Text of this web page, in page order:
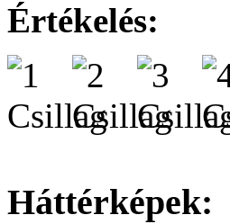
Értékelés:
Háttérképek: